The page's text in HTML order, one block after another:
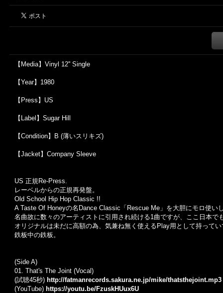
【Media】Vinyl 12'' Single
【Year】1980
【Press】US
【Label】Sugar Hill
【Condition】B (薄いスリキズ)
【Jacket】Company Sleeve
US 正規Re-Press.
レーベルからの正規再発盤。
Old School Hip Hop Classic !!
A Taste Of Honeyの名Dance Classic「Rescue Me」を大胆にモロ使い
名曲故に数々のアーティストに引用され続ける1曲ですが、ここ日本
オリジナルは未だに高額の為、気兼ね無く使えるPlay用として持って
鉄板中の鉄板。
(Side A)
01. That's The Joint (Vocal)
(試聴45秒) http://fatmanrecords.sakura.ne.jp/mike/thatsthejoint.mp3
(YouTube) https://youtu.be/FzuskHUux6U